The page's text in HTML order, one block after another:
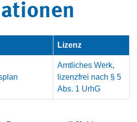
Lizenz
Amtliches Werk,
lizenzfrei nach § 5
Abs. 1 UrhG